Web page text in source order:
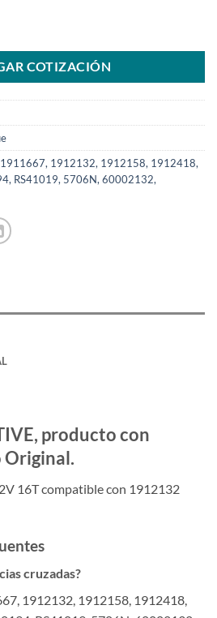
COTIZACIÓN
1912132, 1912158, 1912418,
RS41019, 5706N, 60002132,
producto con
Original.
16T compatible con 1912132
cruzadas?
1912132, 1912158, 1912418,